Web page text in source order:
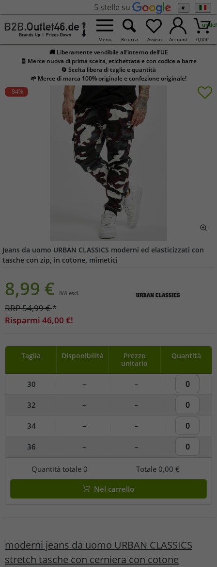
5 stelle su €
Menu Ricerca Avviso Account 0,00€
🚚 Liberamente vendibile all’interno dell’UE
🧾 Merce nuova di prima scelta, etichettata e con codice a barre
🔄 Scelta libera di taglie e quantità
🌱 Merce di marca 100% originale e confezione originale!
-84%
Jeans da uomo URBAN CLASSICS moderni ed elasticizzati con
tasche con zip, in cotone, mimetici
8,99 € IVA escl.
RRP54,99€*
Risparmi 46,00 €!
Taglia Disponibilità
Prezzo
unitario
Quantità
30 – –
32 – –
34 – –
36 – –
Quantità totale 0 Totale 0,00 €
Nel carrello
moderni jeans da uomo URBAN CLASSICS
stretch tasche con cerniera con cotone